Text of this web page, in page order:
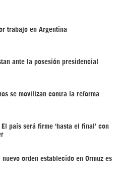
trabajo en Argentina
ante la posesión presidencial
se movilizan contra la reforma
país será firme ‘hasta el final’ con
nuevo orden establecido en Ormuz es